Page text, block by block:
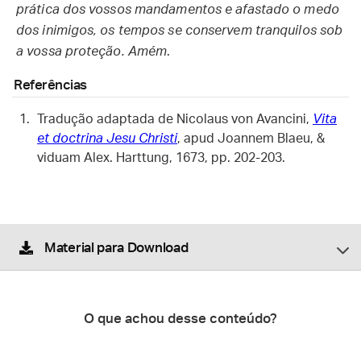
prática dos vossos mandamentos e afastado o medo
dos inimigos, os tempos se conservem tranquilos sob
a vossa proteção. Amém.
Referências
Tradução adaptada de Nicolaus von Avancini, Vita
et doctrina Jesu Christi, apud Joannem Blaeu, &
viduam Alex. Harttung, 1673, pp. 202-203.
Material para Download
O que achou desse conteúdo?